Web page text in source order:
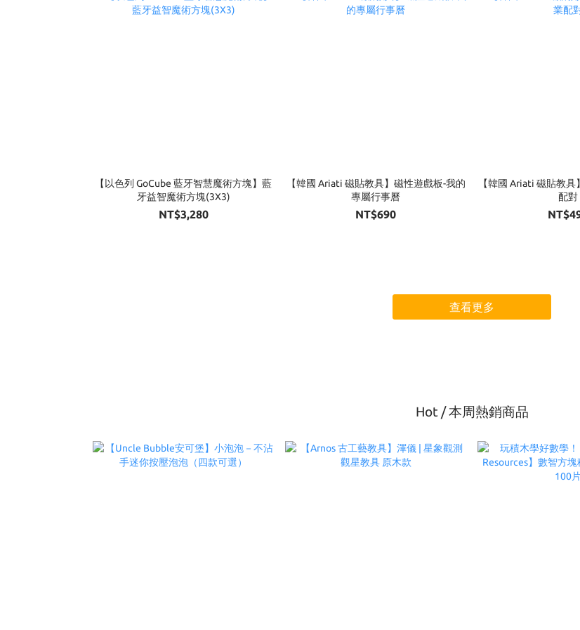
【以色列 GoCube 藍牙智慧魔術方塊】藍
牙益智魔術方塊(3X3)
NT$3,280
【韓國 Ariati 磁貼教具】磁性遊戲板-我的
專屬行事曆
NT$690
【韓國 Ariati 磁貼教
配對
查看更多
Hot / 本周熱銷商品